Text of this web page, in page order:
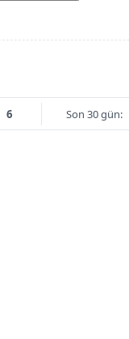
6 Son 30 gün: